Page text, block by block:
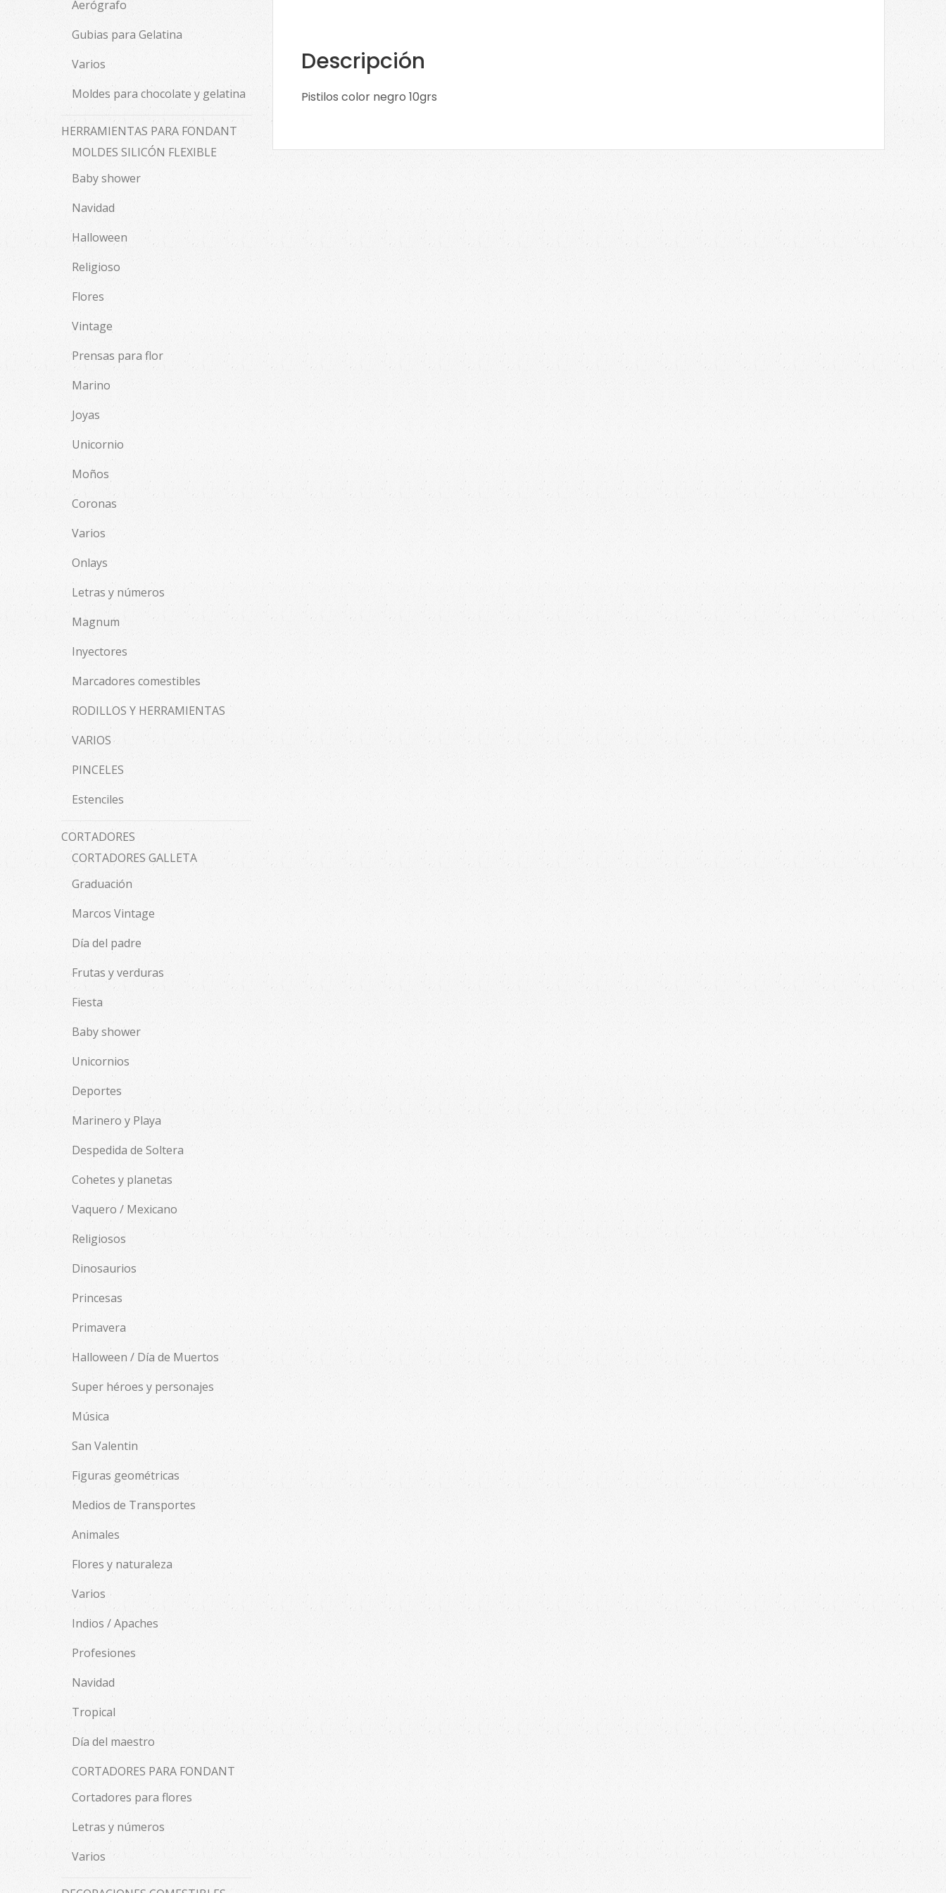
Descripción
Pistilos color negro 10grs
Aerógrafo
Gubias para Gelatina
Varios
Moldes para chocolate y gelatina
HERRAMIENTAS PARA FONDANT
MOLDES SILICÓN FLEXIBLE
Baby shower
Navidad
Halloween
Religioso
Flores
Vintage
Prensas para flor
Marino
Joyas
Unicornio
Moños
Coronas
Varios
Onlays
Letras y números
Magnum
Inyectores
Marcadores comestibles
RODILLOS Y HERRAMIENTAS
VARIOS
PINCELES
Estenciles
CORTADORES
CORTADORES GALLETA
Graduación
Marcos Vintage
Día del padre
Frutas y verduras
Fiesta
Baby shower
Unicornios
Deportes
Marinero y Playa
Despedida de Soltera
Cohetes y planetas
Vaquero / Mexicano
Religiosos
Dinosaurios
Princesas
Primavera
Halloween / Día de Muertos
Super héroes y personajes
Música
San Valentin
Figuras geométricas
Medios de Transportes
Animales
Flores y naturaleza
Varios
Indios / Apaches
Profesiones
Navidad
Tropical
Día del maestro
CORTADORES PARA FONDANT
Cortadores para flores
Letras y números
Varios